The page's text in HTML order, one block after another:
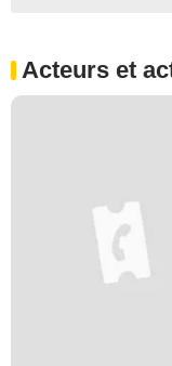
Acteurs et